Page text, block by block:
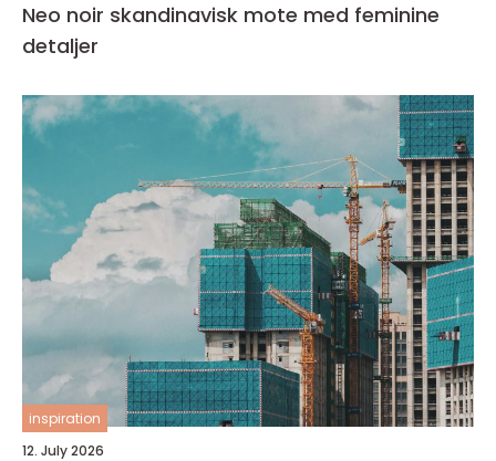
Neo noir skandinavisk mote med feminine
detaljer
inspiration
12. July 2026